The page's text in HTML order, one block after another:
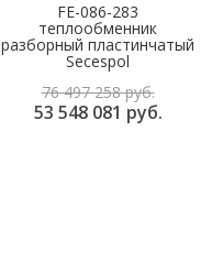
FE-086-283
теплообменник
разборный пластинчатый
Secespol
76 497 258 руб.
53 548 081 руб.